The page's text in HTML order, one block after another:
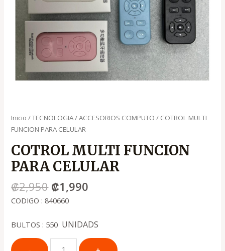
Inicio /TECNOLOGIA/ACCESORIOS COMPUTO / COTROL MULTI
FUNCION PARA CELULAR
COTROL MULTI FUNCION
PARA CELULAR
₡2,950 ₡1,990
CODIGO : 840660
BULTOS : 550 UNIDADS